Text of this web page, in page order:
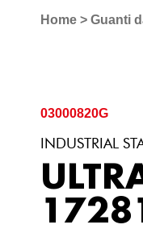
Home >Guanti
03000820G
INDUSTRIAL